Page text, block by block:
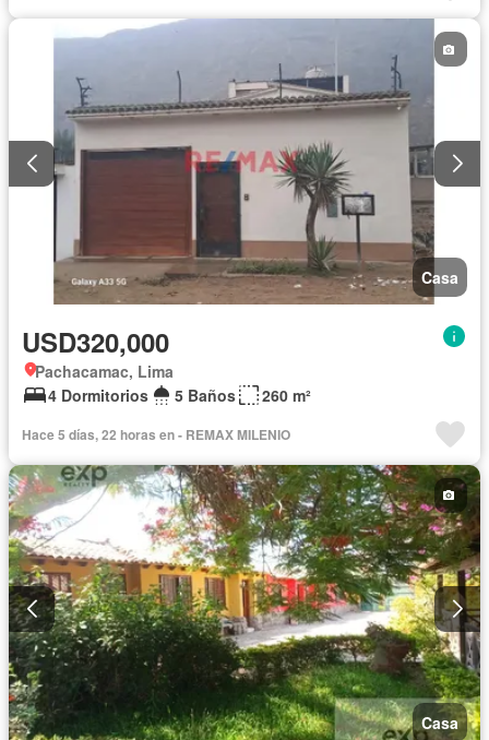
Casa
USD320,000
Pachacamac, Lima
4 Dormitorios
5 Baños 260 m²
Hace 5 días, 22 horas en - REMAX MILENIO
Casa